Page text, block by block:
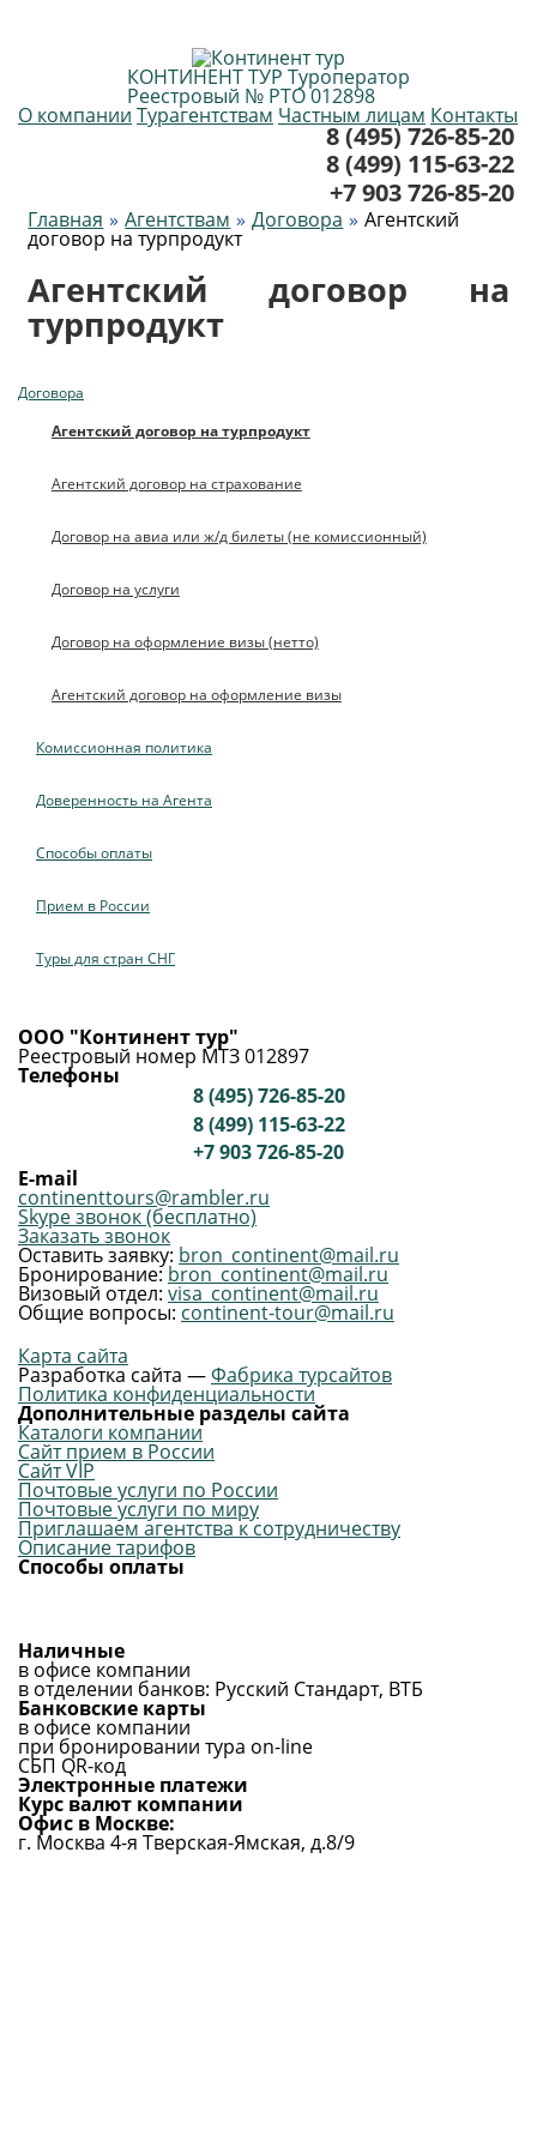
КОНТИНЕНТ ТУР Туроператор
Реестровый № РТО 012898
О компании Турагентствам Частным лицам Контакты
8 (495) 726-85-20
8 (499) 115-63-22
+7 903 726-85-20
Главная Агентствам Договора Агентский
договор на турпродукт
Агентский договор на
турпродукт
Договора
Агентский договор на турпродукт
Агентский договор на страхование
Договор на авиа или ж/д билеты (не комиссионный)
Договор на услуги
Договор на оформление визы (нетто)
Агентский договор на оформление визы
Комиссионная политика
Доверенность на Агента
Способы оплаты
Прием в России
Туры для стран СНГ
ООО "Континент тур"
Реестровый номер МТЗ 012897
Телефоны
8 (495) 726-85-20
8 (499) 115-63-22
+7 903 726-85-20
E-mail
continenttours@rambler.ru
Skype звонок (бесплатно)
Заказать звонок
Оставить заявку: bron_continent@mail.ru
Бронирование:bron_continent@mail.ru
Визовый отдел: visa_continent@mail.ru
Общие вопросы: continent-tour@mail.ru
Карта сайта
Разработка сайта —Фабрика турсайтов
Политика конфиденциальности
Дополнительные разделы сайта
Каталоги компании
Сайт прием в России
Сайт VIP
Почтовые услуги по России
Почтовые услуги по миру
Приглашаем агентства к сотрудничеству
Описание тарифов
Способы оплаты
Наличные
в офисе компании
в отделении банков: Русский Стандарт, ВТБ
Банковские карты
в офисе компании
при бронировании тура on-line
СБП QR-код
Электронные платежи
Курс валют компании
Офис в Москве:
г. Москва 4-я Тверская-Ямская, д.8/9